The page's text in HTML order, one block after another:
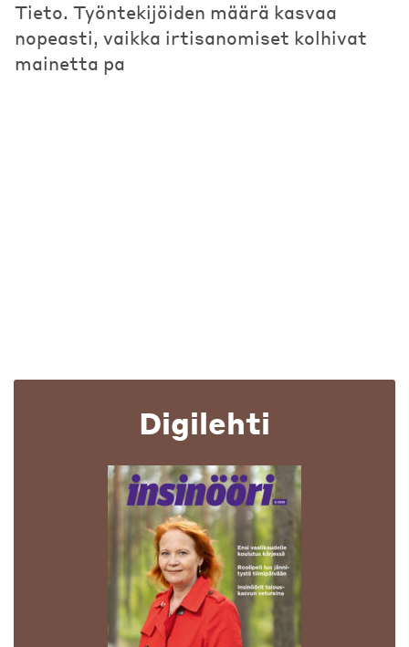
Tieto. Työntekijöiden määrä kasvaa
nopeasti, vaikka irtisanomiset kolhivat
mainetta pa
Digilehti